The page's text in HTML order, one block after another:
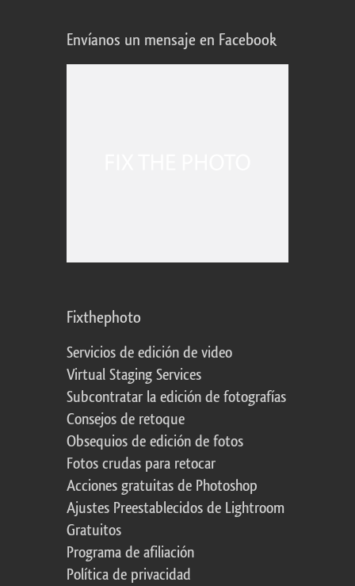
Envíanos un mensaje en Facebook
Fixthephoto
Servicios de edición de video
Virtual Staging Services
Subcontratar la edición de fotografías
Consejos de retoque
Obsequios de edición de fotos
Fotos crudas para retocar
Acciones gratuitas de Photoshop
Ajustes Preestablecidos de Lightroom
Gratuitos
Programa de afiliación
Política de privacidad